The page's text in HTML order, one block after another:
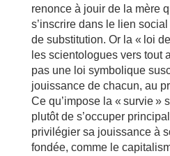
renonce à jouir de la mère
s’inscrire dans le lien
de substitution. Or la « loi
les scientologues vers tout
pas une loi symbolique
jouissance de chacun, au
Ce qu’impose la « survie »
plutôt de s’occuper
privilégier sa jouissance à
fondée, comme le